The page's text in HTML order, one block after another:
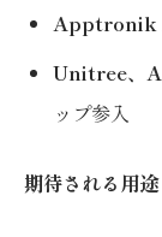
Apptronik
Unitree、
ップ参入
期待される用途